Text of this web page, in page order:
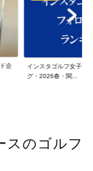
企
インスタゴルフ女子フ
グ・2026春・関...
スのゴルフ